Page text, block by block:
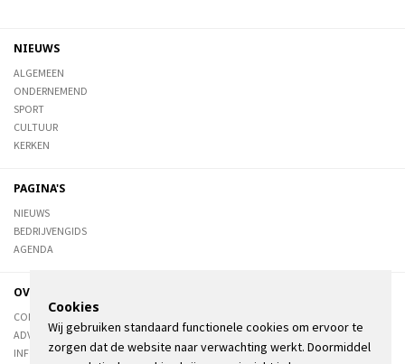
NIEUWS
ALGEMEEN
ONDERNEMEND
SPORT
CULTUUR
KERKEN
PAGINA'S
NIEUWS
BEDRIJVENGIDS
AGENDA
OVER DE STIENSER
CONTACT
ADVERTEREN
INFORMATIE
Cookies
Wij gebruiken standaard functionele cookies om ervoor te
zorgen dat de website naar verwachting werkt. Doormiddel